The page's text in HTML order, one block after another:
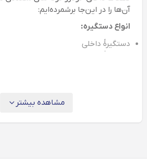
آن‌ها را در این‌جا برشمرده‌ایم:
انواع دستگیره:
دستگیرۀ داخلی
مشاهده بیشتر